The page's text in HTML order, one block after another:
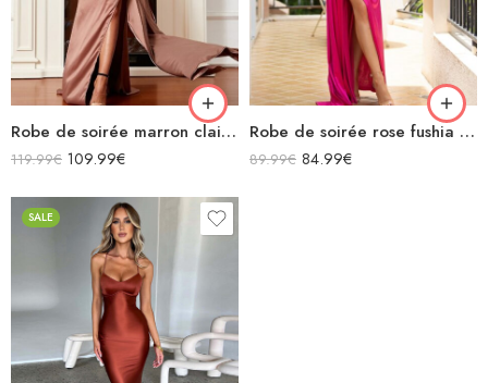
Robe de soirée marron clair à paillettes bustier en satin sans manches
119.99€ 109.99€
Robe de soirée rose fushia en satin longue bustier fendue
89.99€ 84.99€
SALE